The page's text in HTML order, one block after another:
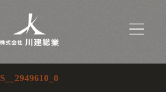
S__2949610_0